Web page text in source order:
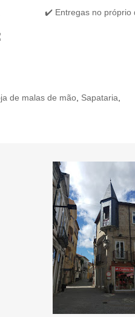
✔️ Entregas no próprio
de malas de mão Sapataria